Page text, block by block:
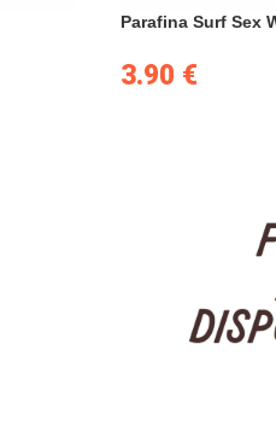
Parafina Surf Sex
3.90 €